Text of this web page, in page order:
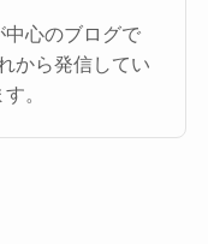
心のブログで
から発信してい
。